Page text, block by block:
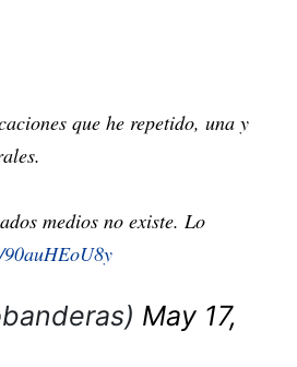
que he repetido, una y
medios no existe. Lo
May 17,